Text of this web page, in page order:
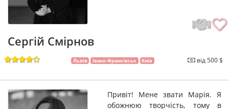
Сергій Смірнов
Львів Івано-Франківськ Київ від 500 $
Привіт! Мене звати Марія. Я
обожнюю творчість, тому в